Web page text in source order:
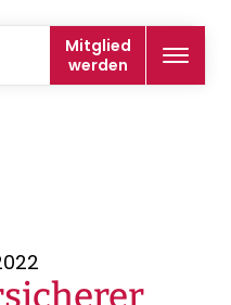
Mitglied
werden